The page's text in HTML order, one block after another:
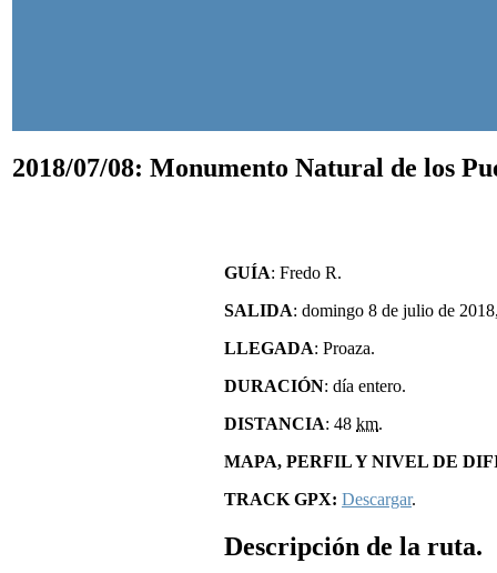
2018/07/08: Monumento Natural de los
GUÍA: Fredo R.
SALIDA: domingo 8 de julio de
LLEGADA: Proaza.
DURACIÓN: día entero.
DISTANCIA: 48 km.
MAPA, PERFIL Y NIVEL DE
TRACK GPX: Descargar.
Descripción de la ruta.